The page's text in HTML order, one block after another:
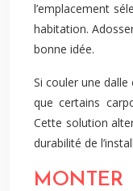
l’emplacement
habitation.
bonne idée.
Si couler une
que certains
Cette solution
durabilité de
MONTER